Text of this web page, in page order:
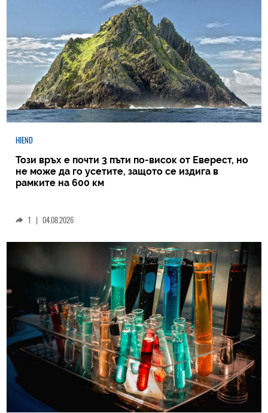
HIEND
Този връх е почти 3 пъти по-висок от Еверест, но
не може да го усетите, защото се издига в
рамките на 600 км
1 | 04.08.2026